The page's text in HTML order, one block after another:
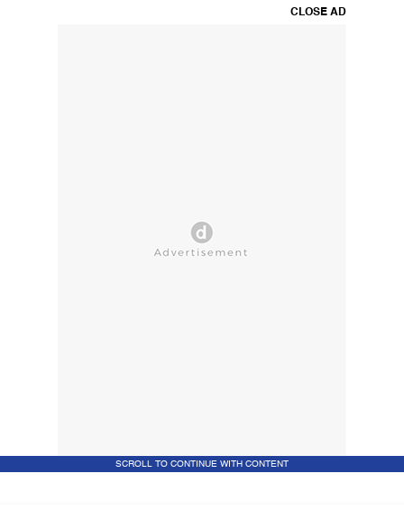
CLOSE AD
SCROLL TO CONTINUE WITH CONTENT